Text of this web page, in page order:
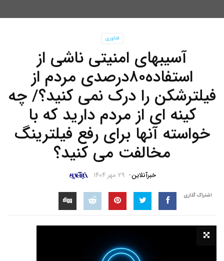
فناوری
آسیبهای امنیتی ناشی از
استفاده۸۰درصدی مردم از
فیلترشکن را درک نمی کنید؟/ چه
کینه ای از مردم دارید که با
خواسته آنها برای رفع فیلترینگ
مخالفت می کنید؟
خبرآنلاین ۲۹ مهر ۱۴۰۴
اشتراک گذاری